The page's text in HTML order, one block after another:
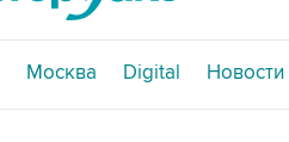
Москва Digital Новости